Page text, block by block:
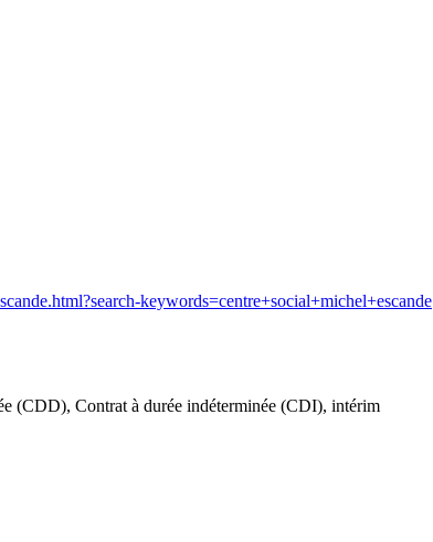
keywords=centre+social+michel+escande
(CDD), Contrat à durée indéterminée (CDI), intérim